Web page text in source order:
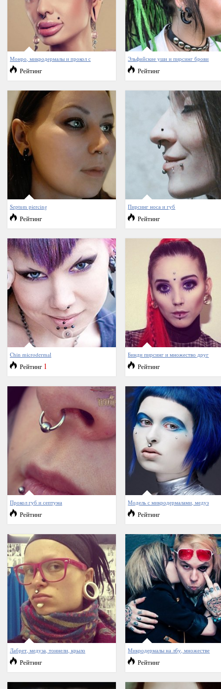
Монро, микродермалы и прокол с
Рейтинг
Эльфийские уши и пирсинг брови
Рейтинг
Septum piercing
Рейтинг
Пирсинг носа и губ
Рейтинг
Chin microdermal
Рейтинг 1
Бинди пирсинг и множество друг
Рейтинг
Прокол губ и септума
Рейтинг
Модель с микродермалами, медуз
Рейтинг
Лабрет, медуза, тоннели, крыло
Рейтинг
Микродермалы на лбу, множестве
Рейтинг